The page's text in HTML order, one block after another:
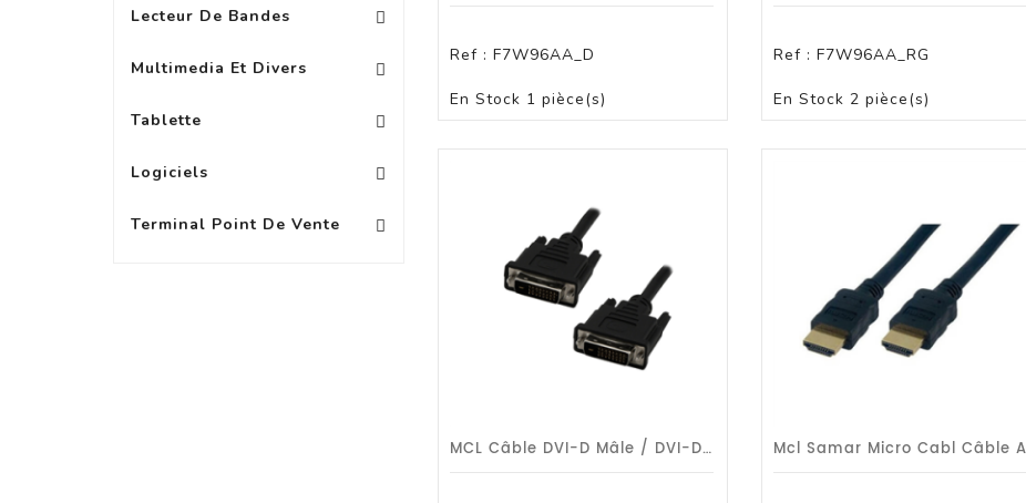
Lecteur De Bandes
Multimedia Et Divers
Tablette
Logiciels
Terminal Point De Vente
Ref : F7W96AA_D
En Stock 1 pièce(s)
Ref : F7W96AA_RG
En Stock 2 pièce(s)
MCL Câble DVI-D Mâle / DVI-D Mâle Dual Link (24+1) 2m - Garantie 1 An MCL SAMAR